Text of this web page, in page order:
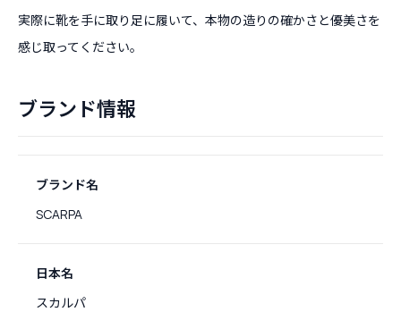
実際に靴を手に取り足に履いて、本物の造りの確かさと優美さを
感じ取ってください。
ブランド情報
ブランド名
SCARPA
日本名
スカルパ